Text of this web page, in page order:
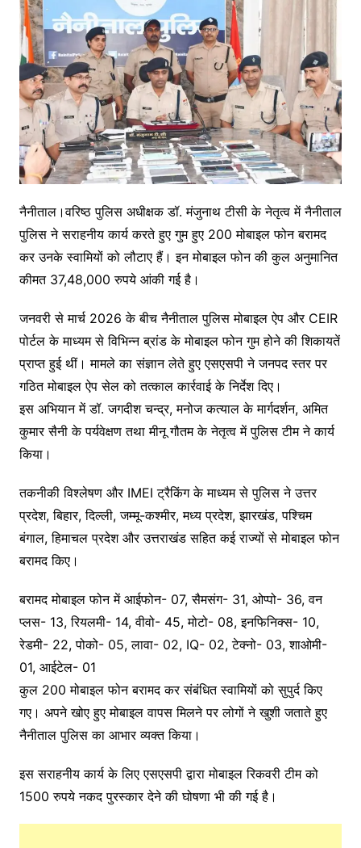
नैनीताल।वरिष्ठ पुलिस अधीक्षक डॉ. मंजुनाथ टीसी के नेतृत्व में नैनीताल
पुलिस ने सराहनीय कार्य करते हुए गुम हुए 200 मोबाइल फोन बरामद
कर उनके स्वामियों को लौटाए हैं। इन मोबाइल फोन की कुल अनुमानित
कीमत 37,48,000 रुपये आंकी गई है।
जनवरी से मार्च 2026 के बीच नैनीताल पुलिस मोबाइल ऐप और CEIR
पोर्टल के माध्यम से विभिन्न ब्रांड के मोबाइल फोन गुम होने की शिकायतें
प्राप्त हुई थीं। मामले का संज्ञान लेते हुए एसएसपी ने जनपद स्तर पर
गठित मोबाइल ऐप सेल को तत्काल कार्रवाई के निर्देश दिए।
इस अभियान में डॉ. जगदीश चन्द्र, मनोज कत्याल के मार्गदर्शन, अमित
कुमार सैनी के पर्यवेक्षण तथा मीनू गौतम के नेतृत्व में पुलिस टीम ने कार्य
किया।
तकनीकी विश्लेषण और IMEI ट्रैकिंग के माध्यम से पुलिस ने उत्तर
प्रदेश, बिहार, दिल्ली, जम्मू-कश्मीर, मध्य प्रदेश, झारखंड, पश्चिम
बंगाल, हिमाचल प्रदेश और उत्तराखंड सहित कई राज्यों से मोबाइल फोन
बरामद किए।
बरामद मोबाइल फोन में आईफोन- 07, सैमसंग- 31, ओप्पो- 36, वन
प्लस- 13, रियलमी- 14, वीवो- 45, मोटो- 08, इनफिनिक्स- 10,
रेडमी- 22, पोको- 05, लावा- 02, IQ- 02, टेक्नो- 03, शाओमी-
01, आईटेल- 01
कुल 200 मोबाइल फोन बरामद कर संबंधित स्वामियों को सुपुर्द किए
गए। अपने खोए हुए मोबाइल वापस मिलने पर लोगों ने खुशी जताते हुए
नैनीताल पुलिस का आभार व्यक्त किया।
इस सराहनीय कार्य के लिए एसएसपी द्वारा मोबाइल रिकवरी टीम को
1500 रुपये नकद पुरस्कार देने की घोषणा भी की गई है।